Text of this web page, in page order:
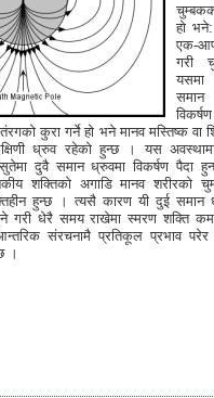
हो
एक-
गरी
कुरा गर्ने हो भने मानव मस्तिष्क वा
ध्रुव रहेको हुन्छ । यस
सुतेमा दुवै समान ध्रुवमा विकर्षण पैदा
शक्तिको अगाडि मानव शरीरको
हुन्छ । त्यसै कारण यी दुई समान
गरी धेरै समय राखेमा स्मरण शक्ति
संरचनामै प्रतिकूल प्रभाव परेर
।